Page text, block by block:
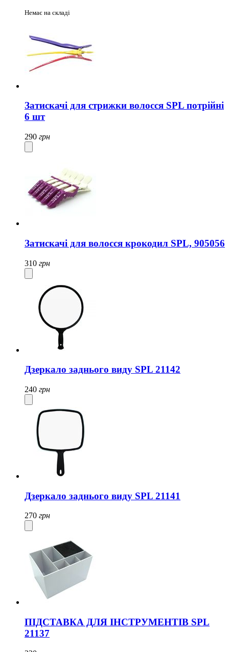
Немає на складі
Затискачі для стрижки волосся SPL потрійні
6 шт
290 грн
Затискачі для волосся крокодил SPL, 905056
310 грн
Дзеркало заднього виду SPL 21142
240 грн
Дзеркало заднього виду SPL 21141
270 грн
ПІДСТАВКА ДЛЯ ІНСТРУМЕНТІВ SPL
21137